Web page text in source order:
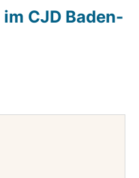
im CJD Baden-